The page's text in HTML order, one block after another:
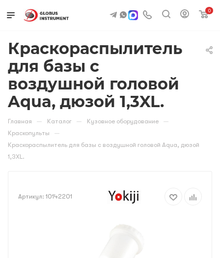
0
Краскораспылитель
для базы с
воздушной головой
Aqua, дюзой 1,3XL.
Главная — Каталог — Кузовное оборудование —
Краскопульты —
Краскораспылитель для базы с воздушной головой Aqua, дюзой
1,3XL.
Артикул: 10142201